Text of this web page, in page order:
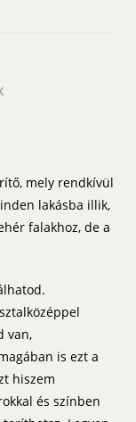
mely rendkívül
lakásba illik,
falakhoz, de a
van,
is ezt a
hiszem
és színben